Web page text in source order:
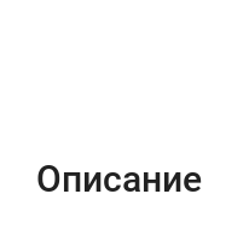
Описание